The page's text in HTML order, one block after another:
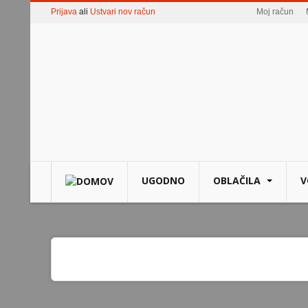
Prijava ali Ustvari nov račun Moj račun
UGODNO OBLAČILA